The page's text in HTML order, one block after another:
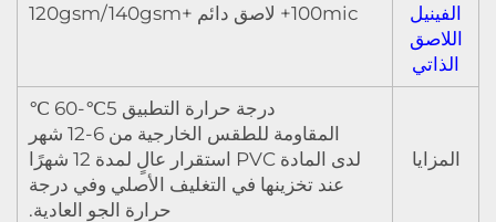
الفينيل
اللاصق
الذاتي
100mic+ لاصق دائم +120gsm/140gsm
المزايا
درجة حرارة التطبيق 5℃-60 ℃
المقاومة للطقس الخارجية من 6-12 شهر
لدى المادة PVC استقرار عالٍ لمدة 12 شهرًا
عند تخزينها في التغليف الأصلي وفي درجة
حرارة الجو العادية.